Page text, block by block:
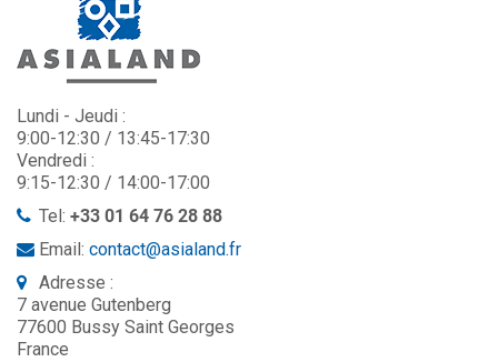
Lundi - Jeudi :
9:00-12:30 / 13:45-17:30
Vendredi :
9:15-12:30 / 14:00-17:00
Tel: +33 01 64 76 28 88
Email: contact@asialand.fr
Adresse :
7 avenue Gutenberg
77600 Bussy Saint Georges
France